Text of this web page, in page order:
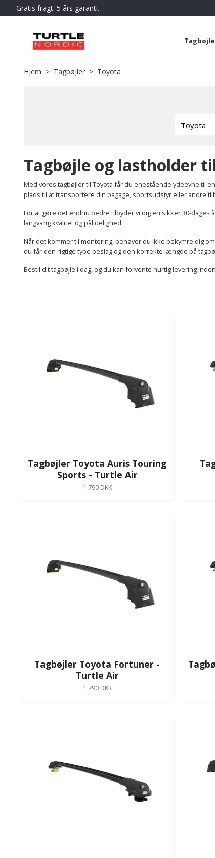
Gratis fragt. 5 års garanti.
Hjem Tagbøjler Toyota
Tagbøjle og lastholder
Med vores tagbøjler til Toyota får du enestående ydeevne til
plads til at transportere din bagage, sportsudstyr eller andre
For at gøre det endnu bedre tilbyder vi dig en sikker 30-
langvarig kvalitet og pålidelighed.
Når det kommer til montering, behøver du ikke bekymre dig
du får den rigtige type beslag og den korrekte længde på
Bestil dit tagbøjle i dag, og du kan forvente hurtig levering
Tagbøjler Toyota Auris Touring
Sports - Turtle Air
1 790 DKK
Tagbøjler Toyota Fortuner -
Turtle Air
1 790 DKK